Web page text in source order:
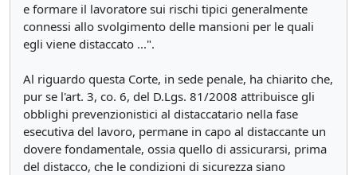
e formare il lavoratore sui rischi tipici generalmente
connessi allo svolgimento delle mansioni per le quali
egli viene distaccato ...".
Al riguardo questa Corte, in sede penale, ha chiarito che,
pur se l'art. 3, co. 6, del D.Lgs. 81/2008 attribuisce gli
obblighi prevenzionistici al distaccatario nella fase
esecutiva del lavoro, permane in capo al distaccante un
dovere fondamentale, ossia quello di assicurarsi, prima
del distacco, che le condizioni di sicurezza siano